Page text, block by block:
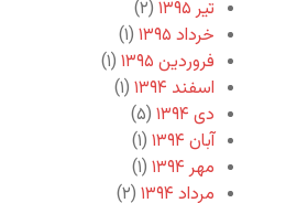
تیر ۱۳۹۵
(۲)
خرداد ۱۳۹۵
(۱)
فروردین ۱۳۹۵
(۱)
اسفند ۱۳۹۴
(۱)
دی ۱۳۹۴
(۵)
آبان ۱۳۹۴
(۱)
مهر ۱۳۹۴
(۱)
مرداد ۱۳۹۴
(۲)